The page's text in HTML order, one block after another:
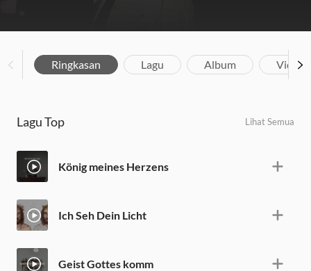
Ringkasan Lagu Album Video
Lagu Top Lihat Semua
König meines Herzens
Ich Seh Dein Licht
Geist Gottes komm